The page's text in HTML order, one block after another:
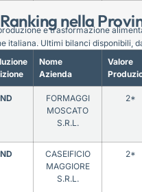
Ranking nella
Nome
Azienda
Valore
ND
FORMAGGI
MOSCATO
S.R.L.
2*
ND
CASEIFICIO
MAGGIORE
S.R.L.
2*
e trasformazione
italiana. Ultimi bilanci disponibili,